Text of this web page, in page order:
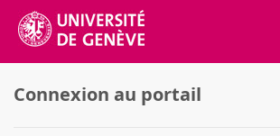
Connexion au portail